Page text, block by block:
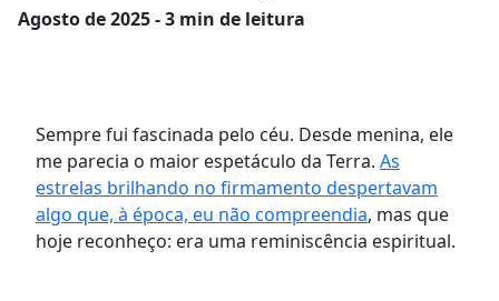
Agostode 2025 - 3 min de leitura
Sempre fui fascinada pelo céu. Desde menina, ele
me parecia o maior espetáculo da Terra. As
estrelas brilhando no firmamento despertavam
algo que, à época, eu não compreendia, mas que
hoje reconheço: era uma reminiscência espiritual.